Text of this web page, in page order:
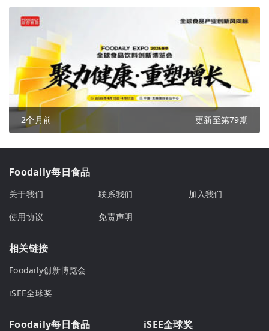
2个月前 更新至第79期
Foodaily每日食品
关于我们 联系我们
加入我们
使用协议
免责声明
相关链接
Foodaily创新博览会
iSEE全球奖
Foodaily每日食品 iSEE全球奖